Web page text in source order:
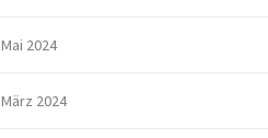
Mai 2024
März 2024